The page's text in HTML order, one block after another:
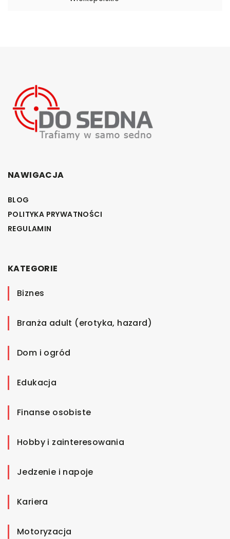
NAWIGACJA
BLOG
POLITYKA PRYWATNOŚCI
REGULAMIN
KATEGORIE
Biznes
Branża adult (erotyka, hazard)
Dom i ogród
Edukacja
Finanse osobiste
Hobby i zainteresowania
Jedzenie i napoje
Kariera
Motoryzacja